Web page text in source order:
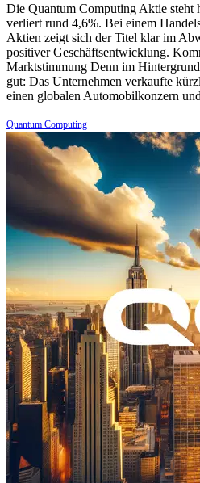
Die Quantum Computing Aktie steht
verliert rund 4,6%. Bei einem
Aktien zeigt sich der Titel klar im
positiver Geschäftsentwicklung.
Marktstimmung Denn im
gut: Das Unternehmen verkaufte
einen globalen Automobilkonzern
Quantum Computing